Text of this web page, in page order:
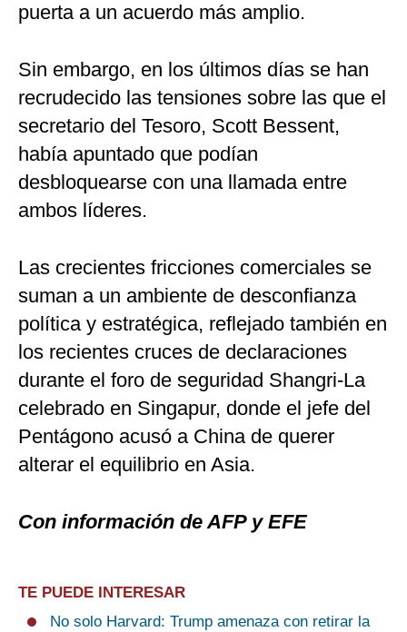
puerta a un acuerdo más amplio.
Sin embargo, en los últimos días se han
recrudecido las tensiones sobre las que el
secretario del Tesoro, Scott Bessent,
había apuntado que podían
desbloquearse con una llamada entre
ambos líderes.
Las crecientes fricciones comerciales se
suman a un ambiente de desconfianza
política y estratégica, reflejado también en
los recientes cruces de declaraciones
durante el foro de seguridad Shangri-La
celebrado en Singapur, donde el jefe del
Pentágono acusó a China de querer
alterar el equilibrio en Asia.
Con información de AFP y EFE
TE PUEDE INTERESAR
No solo Harvard: Trump amenaza con retirar la